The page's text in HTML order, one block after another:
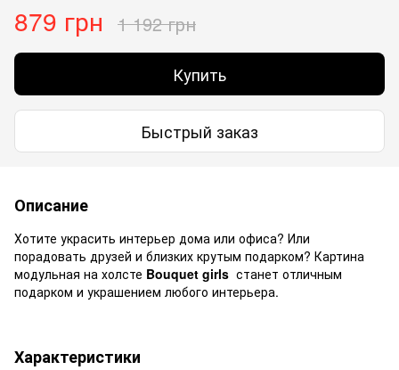
879 грн 1 192 грн
Купить
Быстрый заказ
Описание
Хотите украсить интерьер дома или офиса? Или
порадовать друзей и близких крутым подарком? Картина
модульная на холсте Bouquet girls станет отличным
подарком и украшением любого интерьера.
Характеристики